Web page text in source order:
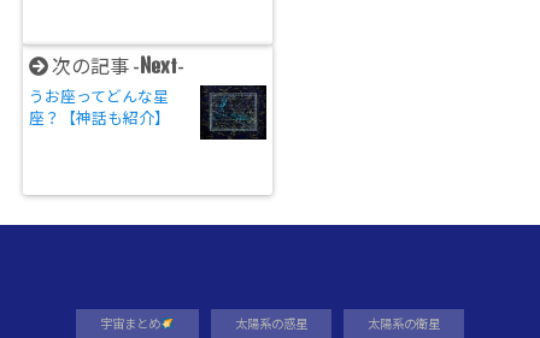
次の記事 - Next-
うお座ってどんな星
座？【神話も紹介】
宇宙まとめ 太陽系の惑星 太陽系の衛星